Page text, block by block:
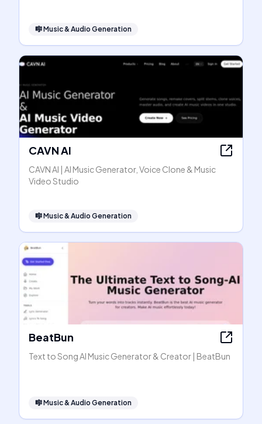
🎼Music & Audio Generation
CAVN AI
CAVN AI | AI Music Generator, Voice Clone & Music
Video Studio
🎼Music & Audio Generation
BeatBun
Text to Song AI Music Generator & Creator | BeatBun
🎼Music & Audio Generation